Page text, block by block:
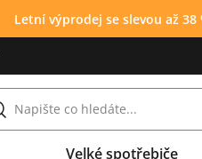
Letní výprodej se slevou až 38
Velké spotřebiče